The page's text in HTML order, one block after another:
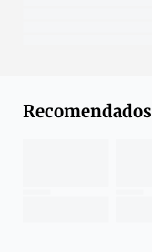
Recomendados